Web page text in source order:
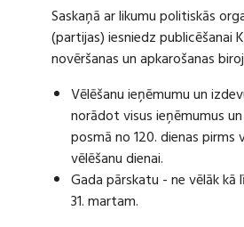
Saskaņā ar likumu politiskās
(partijas) iesniedz publicēšanai
novēršanas un apkarošanas
Vēlēšanu ieņēmumu un
norādot visus ieņēmumus
posmā no 120. dienas pirms
vēlēšanu dienai.
Gada pārskatu - ne vēlāk kā
31. martam.